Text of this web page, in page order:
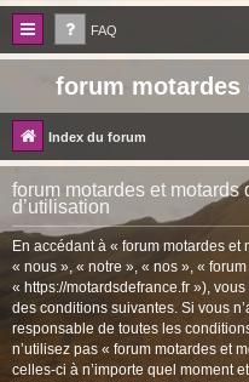
FAQ
forum motardes
Index du forum
forum motardes et motards
d’utilisation
En accédant à « forum motardes
« nous », « notre », « nos », «
« https://motardsdefrance.fr »),
des conditions suivantes. Si vous
responsable de toutes les
n’utilisez pas « forum motardes et
celles-ci à n’importe quel moment